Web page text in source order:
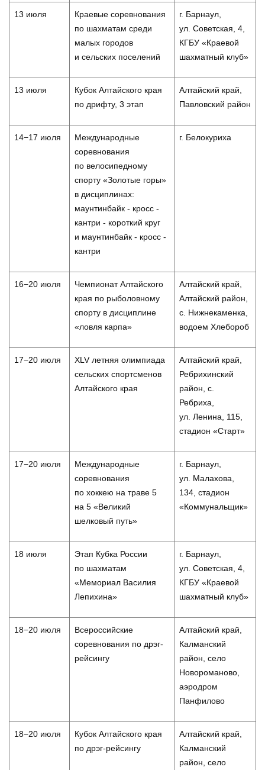
13 июля
Краевые соревнования
по шахматам среди
малых городов
и сельских поселений
г. Барнаул,
ул. Советская, 4,
КГБУ «Краевой
шахматный клуб»
13 июля
Кубок Алтайского края
по дрифту, 3 этап
Алтайский край,
Павловский район
14−17 июля
Международные
соревнования
по велосипедному
спорту «Золотые горы»
в дисциплинах:
маунтинбайк - кросс -
кантри - короткий круг
и маунтинбайк - кросс -
кантри
г. Белокуриха
16−20 июля
Чемпионат Алтайского
края по рыболовному
спорту в дисциплине
«ловля карпа»
Алтайский край,
Алтайский район,
с. Нижнекаменка,
водоем Хлебороб
17−20 июля
XLV летняя олимпиада
сельских спортсменов
Алтайского края
Алтайский край,
Ребрихинский
район, с.
Ребриха,
ул. Ленина, 115,
стадион «Старт»
17−20 июля
Международные
соревнования
по хоккею на траве 5
на 5 «Великий
шелковый путь»
г. Барнаул,
ул. Малахова,
134, стадион
«Коммунальщик»
18 июля
Этап Кубка России
по шахматам
«Мемориал Василия
Лепихина»
г. Барнаул,
ул. Советская, 4,
КГБУ «Краевой
шахматный клуб»
18−20 июля
Всероссийские
соревнования по дрэг-
рейсингу
Алтайский край,
Калманский
район, село
Новороманово,
аэродром
Панфилово
18−20 июля
Кубок Алтайского края
по дрэг-рейсингу
Алтайский край,
Калманский
район, село